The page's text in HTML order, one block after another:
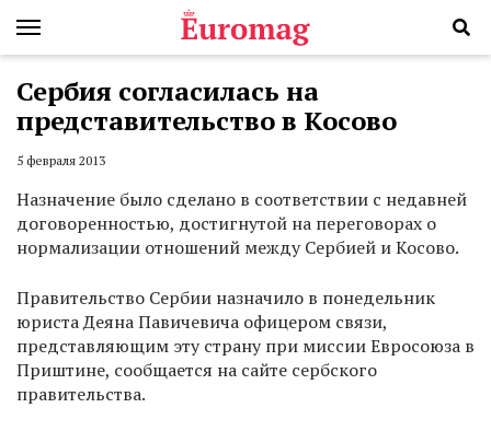
Сербия согласилась на
представительство в Косово
5 февраля 2013
Назначение было сделано в соответствии с недавней
договоренностью, достигнутой на переговорах о
нормализации отношений между Сербией и Косово.
Правительство Сербии назначило в понедельник
юриста Деяна Павичевича офицером связи,
представляющим эту страну при миссии Евросоюза в
Приштине, сообщается на сайте сербского
правительства.